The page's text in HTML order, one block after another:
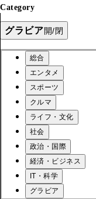
Category
グラビア開/閉
総合
エンタメ
スポーツ
クルマ
ライフ・文化
社会
政治・国際
経済・ビジネス
IT・科学
グラビア